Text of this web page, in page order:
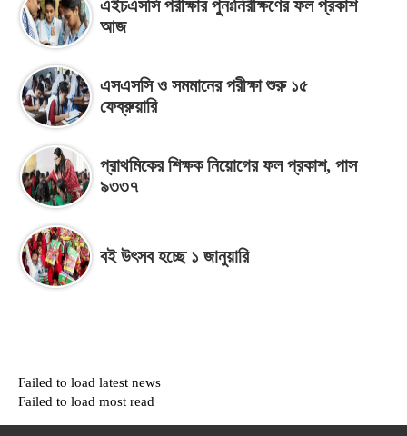
এইচএসসি পরীক্ষার পুনঃনিরীক্ষণের ফল প্রকাশ
আজ
এসএসসি ও সমমানের পরীক্ষা শুরু ১৫
ফেব্রুয়ারি
প্রাথমিকের শিক্ষক নিয়োগের ফল প্রকাশ, পাস
৯৩৩৭
বই উৎসব হচ্ছে ১ জানুয়ারি
Failed to load latest news
Failed to load most read